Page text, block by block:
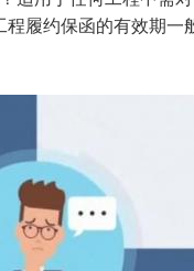
履约保函的有效期